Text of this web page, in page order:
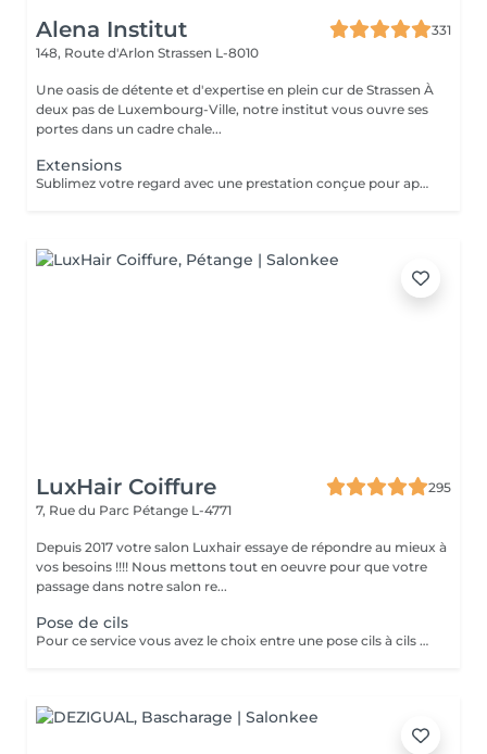
Alena Institut
331
148, Route d'Arlon Strassen L-8010
Une oasis de détente et d'expertise en plein cur de Strassen À
deux pas de Luxembourg-Ville, notre institut vous ouvre ses
portes dans un cadre chale...
Extensions
Sublimez votre regard avec une prestation conçue pour apporter plus d'intensité, de définition et une belle courbure à vos cils, tout en respectant leur nature. La pose complète dure environ 1h30 et offre un résultat durable, élégant et parfaitement adapté à votre regard. Pour maintenir une belle densité, un remplissage est recommandé toutes les 3 semaines ; celui-ci dure environ 1h. Une prestation soignée, confortable et idéale pour un regard toujours impeccable.
LuxHair Coiffure
295
7, Rue du Parc Pétange L-4771
Depuis 2017 votre salon Luxhair essaye de répondre au mieux à
vos besoins !!!! Nous mettons tout en oeuvre pour que votre
passage dans notre salon re...
Pose de cils
Pour ce service vous avez le choix entre une pose cils à cils pour un rendu très naturel ou une pose de volume Russe pour un résultat plus volumineux